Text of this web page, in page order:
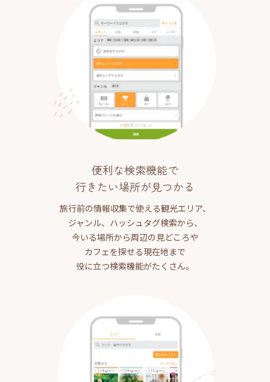
便利な検索機能で
行きたい場所が見つかる
旅行前の情報収集で使える観光エリア、
ジャンル、ハッシュタグ検索から、
今いる場所から周辺の見どころや
カフェを探せる現在地まで
役に立つ検索機能がたくさん。